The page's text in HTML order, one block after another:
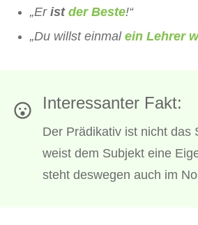
„Er ist der Beste!“
„Du willst einmal ein Lehrer
Interessanter Fakt:
Der Prädikativ ist nicht das
weist dem Subjekt eine
steht deswegen auch im